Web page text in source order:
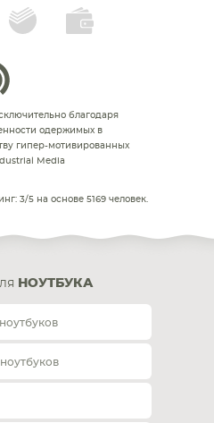
благодаря
одержимых в
гипер-мотивированных
Media
3/5 на основе 5169 человек.
НОУТБУКА